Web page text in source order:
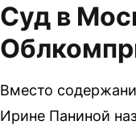
Суд в
Вместо
Ирине Паниной